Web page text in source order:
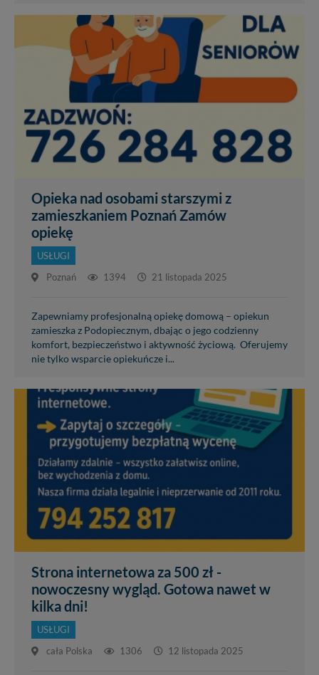
Opieka nad osobami starszymi z
zamieszkaniem Poznań Zamów
opiekę
USŁUGI
Poznań
1394 21 listopada 2025
Zapewniamy profesjonalną opiekę domową – opiekun
zamieszka z Podopiecznym, dbając o jego codzienny
komfort, bezpieczeństwo i aktywność życiową. Oferujemy
nie tylko wsparcie opiekuńcze i...
Strona internetowa za 500 zł -
nowoczesny wygląd. Gotowa nawet w
kilka dni!
USŁUGI
cała Polska
1306 12 listopada 2025